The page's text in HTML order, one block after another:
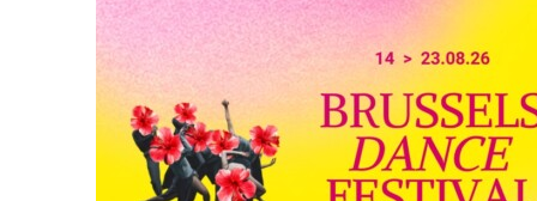
07 août 2026 Consulter l'article "Le Brussels Dance
Survol de Bruxelles: Berchem-
Sainte-Agathe dépose “une action
judiciaire en cessation